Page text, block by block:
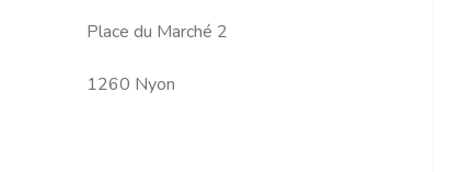
Place du Marché 2
1260 Nyon